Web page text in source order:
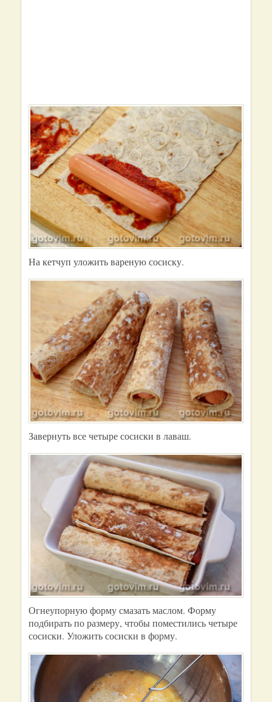
На кетчуп уложить вареную сосиску.
Завернуть все четыре сосиски в лаваш.
Огнеупорную форму смазать маслом. Форму
подбирать по размеру, чтобы поместились четыре
сосиски. Уложить сосиски в форму.